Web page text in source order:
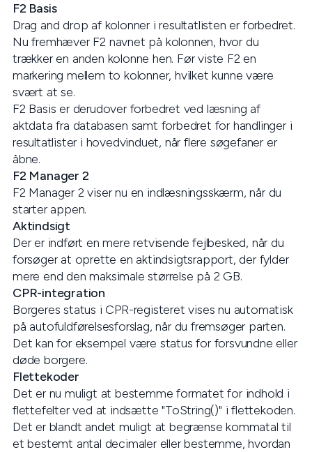
F2 Basis
Drag and drop af kolonner i resultatlisten er forbedret.
Nu fremhæver F2 navnet på kolonnen, hvor du
trækker en anden kolonne hen. Før viste F2 en
markering mellem to kolonner, hvilket kunne være
svært at se.
F2 Basis er derudover forbedret ved læsning af
aktdata fra databasen samt forbedret for handlinger i
resultatlister i hovedvinduet, når flere søgefaner er
åbne.
F2 Manager 2
F2 Manager 2 viser nu en indlæsningsskærm, når du
starter appen.
Aktindsigt
Der er indført en mere retvisende fejlbesked, når du
forsøger at oprette en aktindsigtsrapport, der fylder
mere end den maksimale størrelse på 2 GB.
CPR-integration
Borgeres status i CPR-registeret vises nu automatisk
på autofuldførelsesforslag, når du fremsøger parten.
Det kan for eksempel være status for forsvundne eller
døde borgere.
Flettekoder
Det er nu muligt at bestemme formatet for indhold i
flettefelter ved at indsætte "ToString()" i flettekoden.
Det er blandt andet muligt at begrænse kommatal til
et bestemt antal decimaler eller bestemme, hvordan